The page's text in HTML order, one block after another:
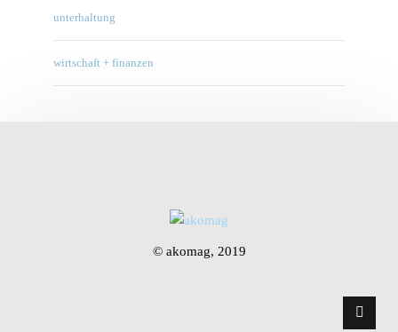
unterhaltung
wirtschaft + finanzen
© akomag, 2019